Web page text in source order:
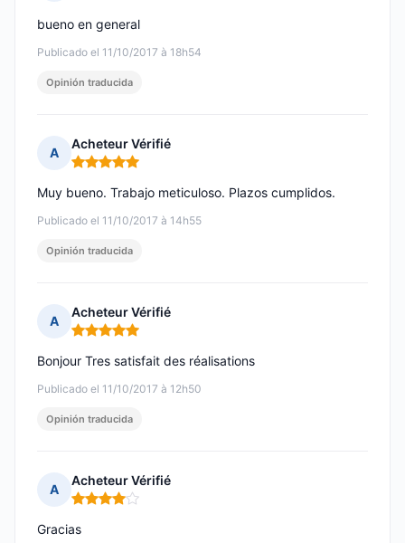
Publicado el 11/10/2017 à 18h54
bueno en general
Opinión traducida
A
Acheteur Vérifié
Nota: 5 de 5
Publicado el 11/10/2017 à 14h55
Muy bueno. Trabajo meticuloso. Plazos cumplidos.
Opinión traducida
A
Acheteur Vérifié
Nota: 5 de 5
Publicado el 11/10/2017 à 12h50
Bonjour Tres satisfait des réalisations
Opinión traducida
A
Acheteur Vérifié
Nota: 4 de 5
Gracias